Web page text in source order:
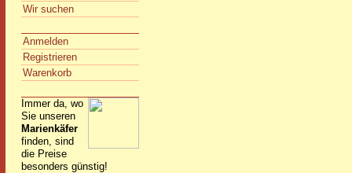
Wir suchen
Anmelden
Registrieren
Warenkorb
Immer da, wo
Sie unseren
Marienkäfer
finden, sind
die Preise
besonders günstig!